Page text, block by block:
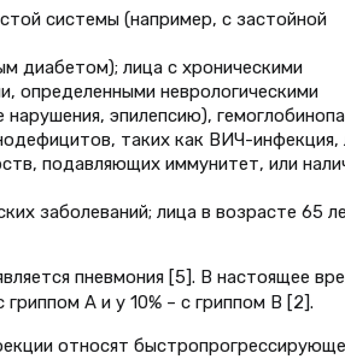
системы (например, с застойной
диабетом); лица с хроническими
определенными неврологическими
эпилепсию),
таких как ВИЧ-инфекция,
подавляющих иммунитет, или
заболеваний; лица в возрасте 65
пневмония [5]. В настоящее
А и у 10% – с гриппом В [2].
относят